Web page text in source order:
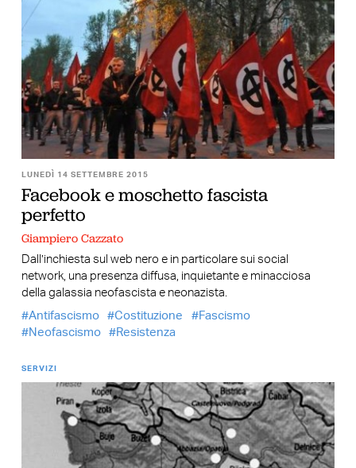
LUNEDÌ 14 SETTEMBRE 2015
Facebook e moschetto fascista
perfetto
Giampiero Cazzato
Dall’inchiesta sul web nero e in particolare sui social
network, una presenza diffusa, inquietante e minacciosa
della galassia neofascista e neonazista.
Antifascismo
Costituzione
Fascismo
Neofascismo
Resistenza
SERVIZI